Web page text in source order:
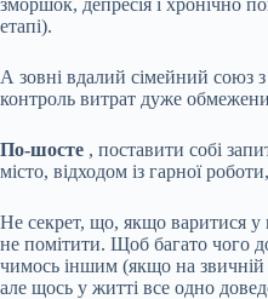
зморшок, депресія і хронічно
етапі).
А зовні вдалий сімейний союз
контроль витрат дуже
По-шосте , поставити собі
місто, відходом із гарної
Не секрет, що, якщо варитися у
не помітити. Щоб багато чого
чимось іншим (якщо на звичній
але щось у житті все одно